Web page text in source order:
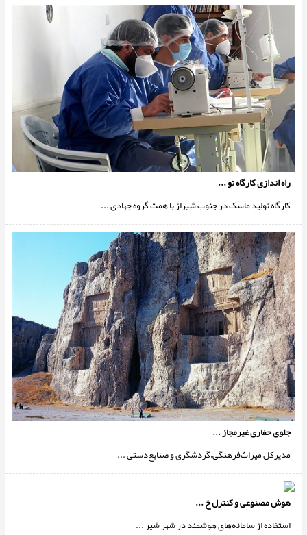
راه اندازی کارگاه تو ...
کارگاه تولید ماسک در جنوب شیراز با همت گروه جهادی ...
جلوی حفاری غیرمجاز ...
مدیرکل میراث‌فرهنگی،گردشگری و صنایع‌دستی ...
هوش مصنوعی و کنترل خ ...
استفاده از سامانه‌های هوشمند در ‌شهر شیر ...